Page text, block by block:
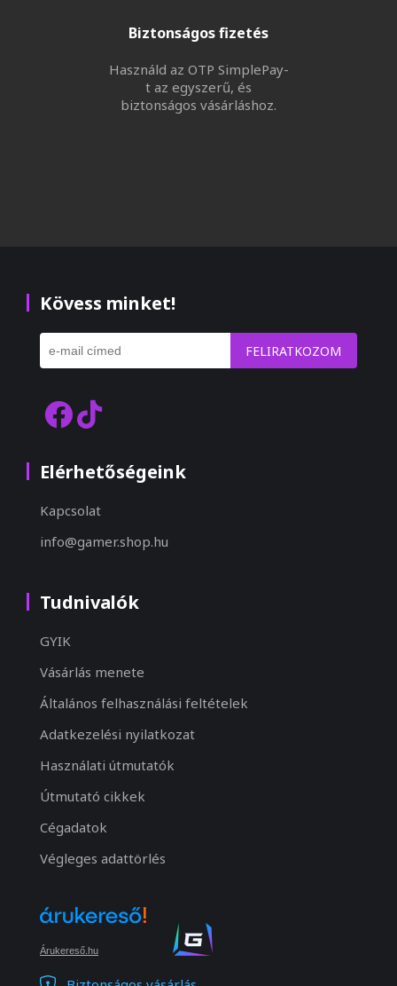
Biztonságos fizetés
Használd az OTP SimplePay-
t az egyszerű, és
biztonságos vásárláshoz.
Kövess minket!
FELIRATKOZOM
Elérhetőségeink
Kapcsolat
info@gamer.shop.hu
Tudnivalók
GYIK
Vásárlás menete
Általános felhasználási feltételek
Adatkezelési nyilatkozat
Használati útmutatók
Útmutató cikkek
Cégadatok
Végleges adattörlés
Árukereső.hu